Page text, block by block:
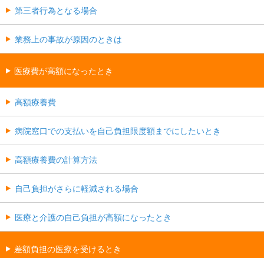
第三者行為となる場合
業務上の事故が原因のときは
医療費が高額になったとき
高額療養費
病院窓口での支払いを自己負担限度額までにしたいとき
高額療養費の計算方法
自己負担がさらに軽減される場合
医療と介護の自己負担が高額になったとき
差額負担の医療を受けるとき